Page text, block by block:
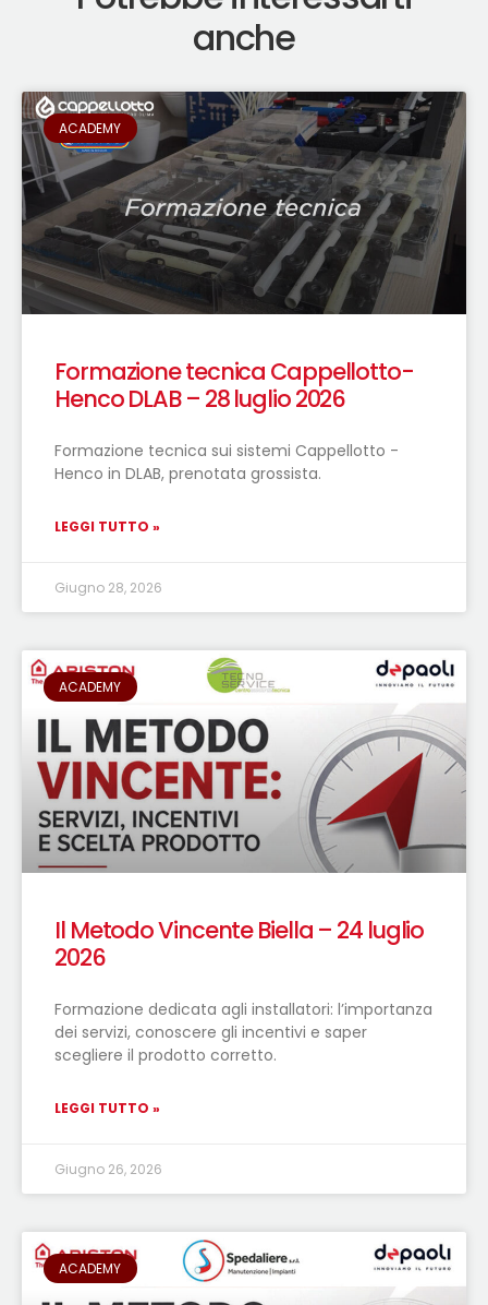
anche
ACADEMY
Formazione tecnica Cappellotto-
Henco DLAB – 28 luglio 2026
Formazione tecnica sui sistemi Cappellotto -
Henco in DLAB, prenotata grossista.
LEGGI TUTTO »
Giugno 28, 2026
ACADEMY
Il Metodo Vincente Biella – 24 luglio
2026
Formazione dedicata agli installatori: l’importanza
dei servizi, conoscere gli incentivi e saper
scegliere il prodotto corretto.
LEGGI TUTTO »
Giugno 26, 2026
ACADEMY